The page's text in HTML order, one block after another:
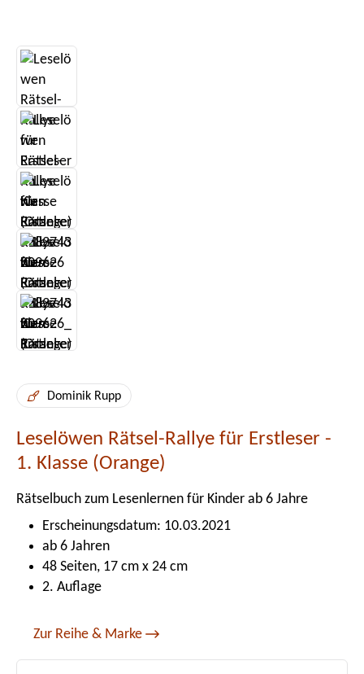
Dominik Rupp
Leselöwen Rätsel-Rallye für Erstleser -
1. Klasse (Orange)
Rätselbuch zum Lesenlernen für Kinder ab 6 Jahre
Erscheinungsdatum: 10.03.2021
ab 6 Jahren
48 Seiten, 17 cm x 24 cm
2. Auflage
Zur Reihe & Marke